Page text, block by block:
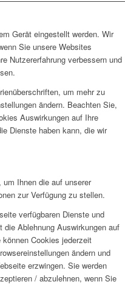
Gerät eingestellt werden. Wir
Sie unsere Websites
Nutzererfahrung verbessern und
um mehr zu
ändern. Beachten Sie,
Auswirkungen auf Ihre
Dienste haben kann, die wir
Ihnen die auf unserer
zur Verfügung zu stellen.
verfügbaren Dienste und
die Ablehnung Auswirkungen auf
Cookies jederzeit
ändern und
erzwingen. Sie werden
/ abzulehnen, wenn Sie